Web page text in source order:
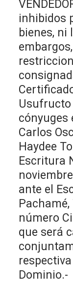
inhibidos
bienes, ni
cónyuges
Carlos
Haydee
Escritura
ante el
número
que será
Dominio.-